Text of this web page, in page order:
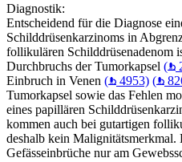
Diagnostik:
Entscheidend für die Diagnose
Schilddrüsenkarzinoms in
follikulären Schilddrüsenadenom
Durchbruchs der Tumorkapsel (
Einbruch in Venen ( 4953) (
Tumorkapsel sowie das Fehlen
eines papillären
kommen auch bei gutartigen
deshalb kein Malignitätsmerkmal.
Gefässeinbrüche nur am